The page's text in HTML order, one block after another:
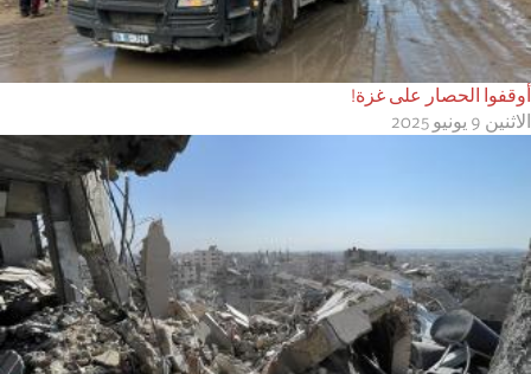
أوقفوا الحصار على غزة!
الاثنين 9 يونيو 2025